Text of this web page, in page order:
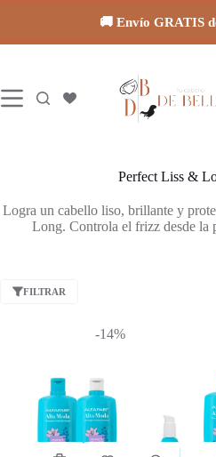
🚚 Envío GRATIS
Perfect Liss &
Logra un cabello liso, brillante y
Long. Controla el frizz desde la
FILTRAR
-14%